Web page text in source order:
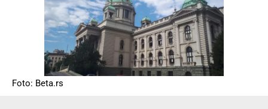
Foto: Beta.rs